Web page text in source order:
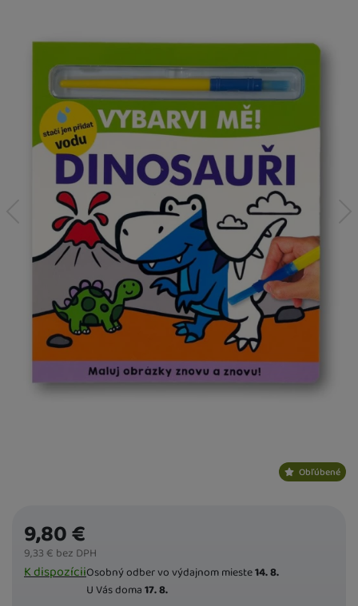
Dostupnost
K dispozíciiOsobný odber vo výdajnom mieste14. 8.
U Vás doma17. 8.
9,80€
9,33€ bez DPH
predchádzajúci nasledujúci
Obľúbené